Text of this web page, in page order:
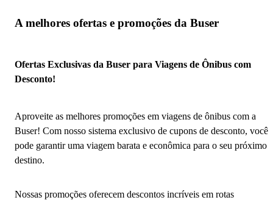
A melhores ofertas e promoções da Buser
Ofertas Exclusivas da Buser para Viagens de Ônibus com
Desconto!
Aproveite as melhores promoções em viagens de ônibus com a
Buser! Com nosso sistema exclusivo de cupons de desconto, você
pode garantir uma viagem barata e econômica para o seu próximo
destino.
Nossas promoções oferecem descontos incríveis em rotas